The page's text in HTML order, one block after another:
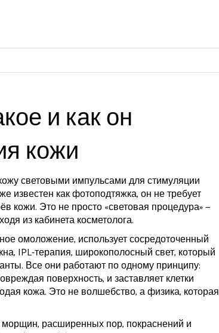
и как он
кожи
световыми импульсами для стимуляции
известен какфотоподтяжка, он не требует
кожи. Это не просто «световая процедура» —
из кабинета косметолога.
омоложение, использует сосредоточенный
, IPL-терапия, широкополосный свет, который
Все они работают по одному принципу:
поверхность, и заставляет клетки
кожа. Это не волшебство, а физика, которая
морщин, расширенных пор, покраснений и